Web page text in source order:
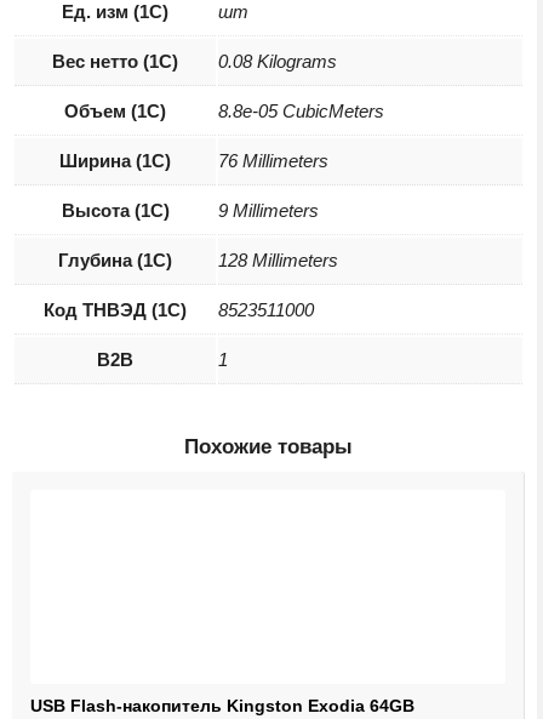
Ед. изм (1С) шт
Вес нетто (1С) 0.08 Kilograms
Объем (1С) 8.8e-05 CubicMeters
Ширина (1С) 76 Millimeters
Высота (1С) 9 Millimeters
Глубина (1С) 128 Millimeters
Код ТНВЭД (1С) 8523511000
B2B 1
Похожие товары
USB Flash-накопитель Kingston Exodia 64GB